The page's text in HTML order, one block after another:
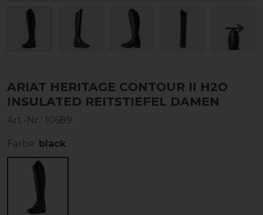
ARIAT HERITAGE CONTOUR II H2O
INSULATED REITSTIEFEL DAMEN
Art.-Nr.: 10689
Farbe: black